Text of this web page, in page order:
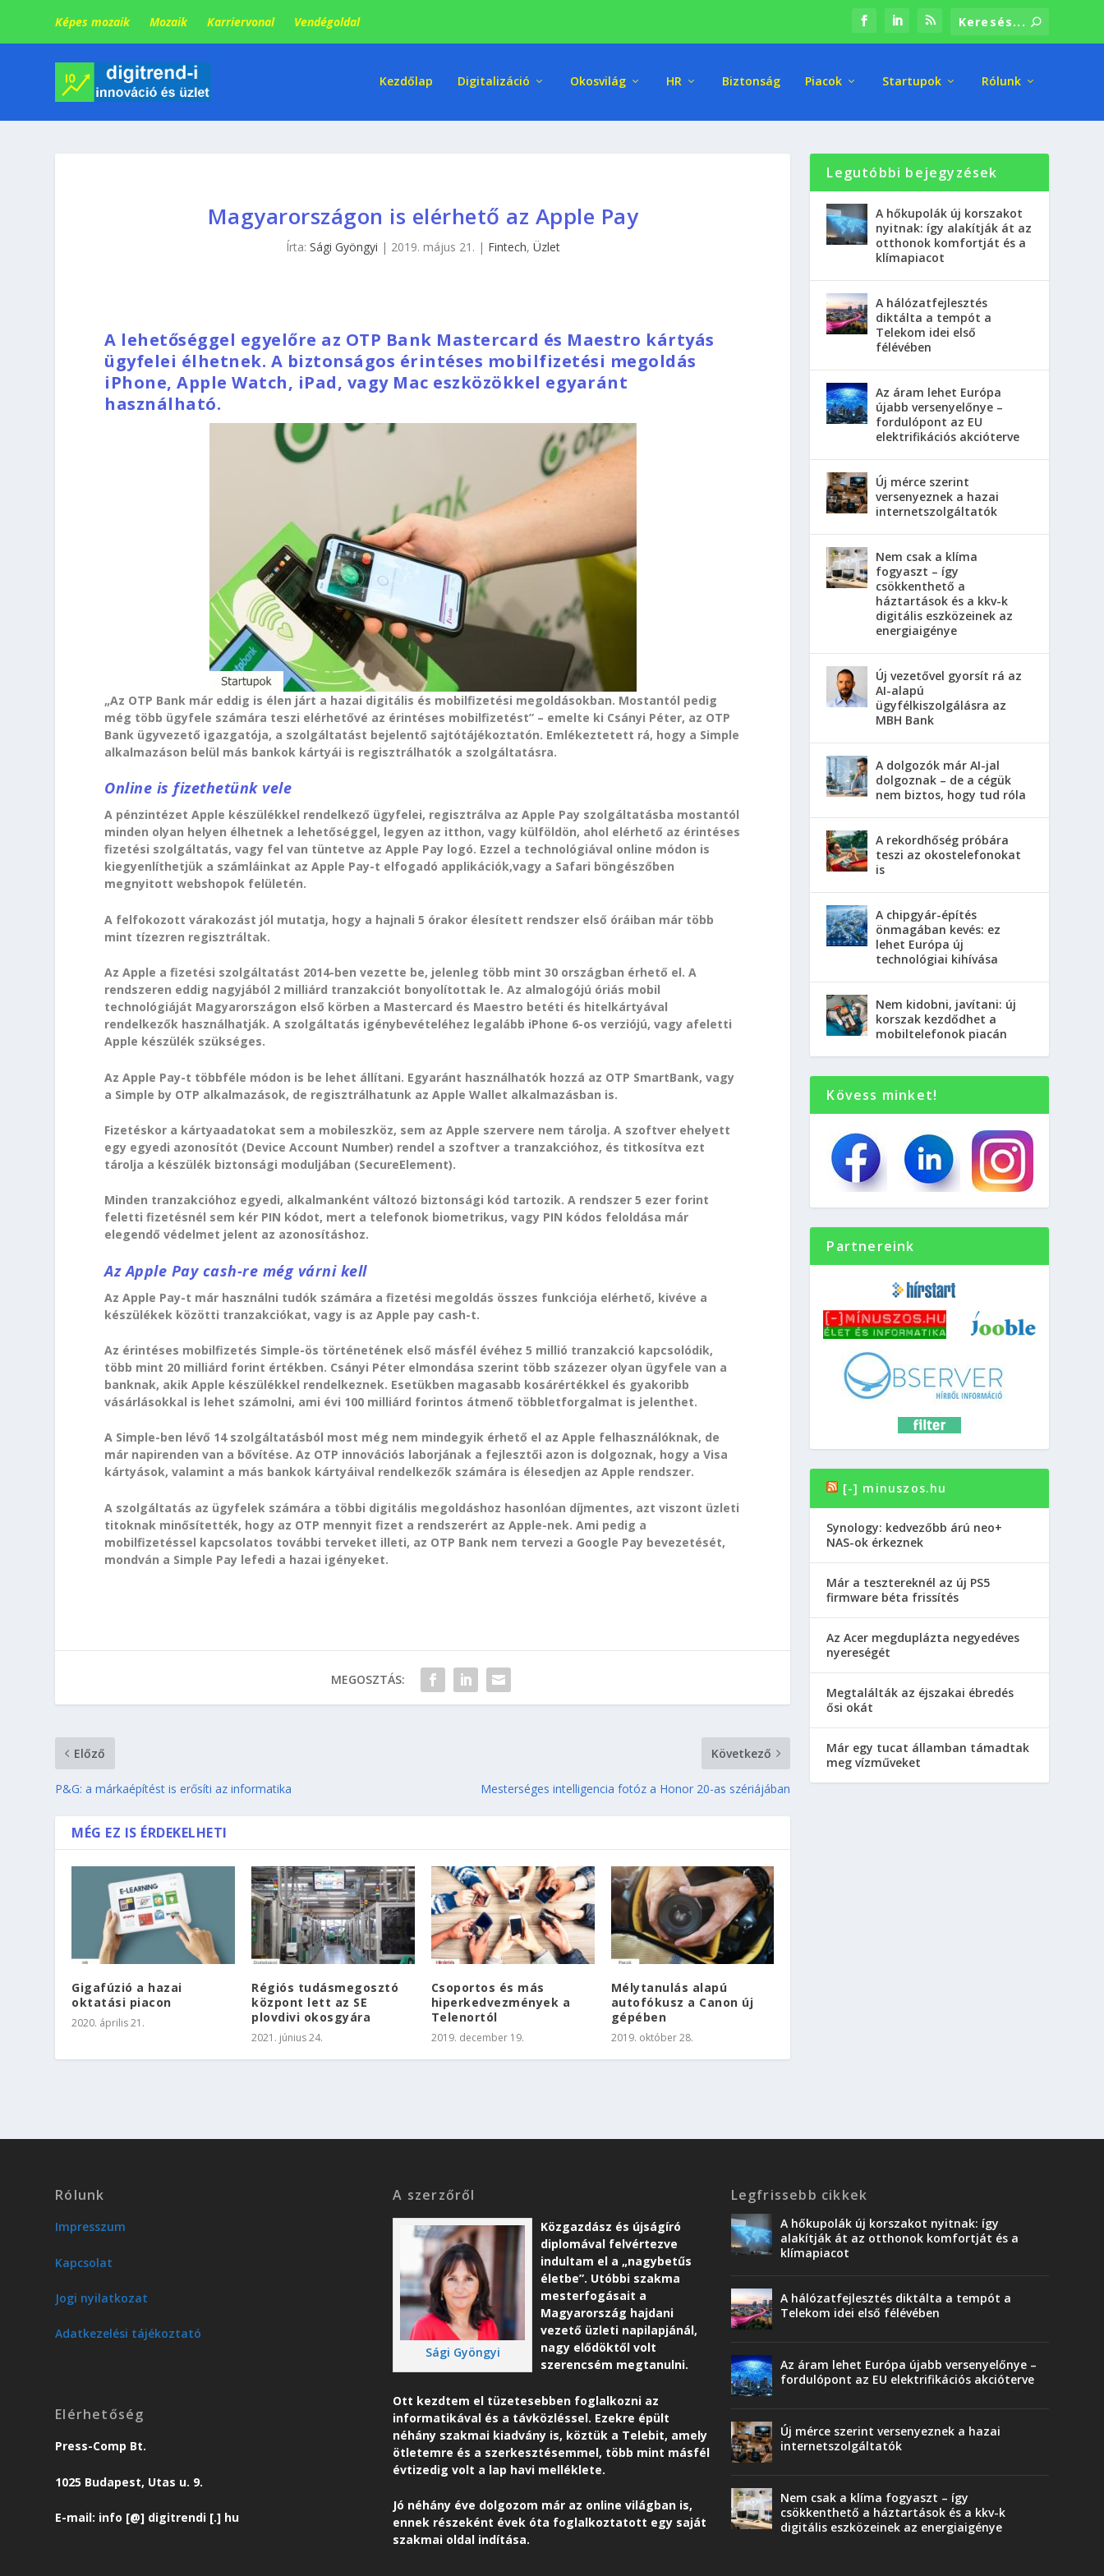
Képes mozaik Mozaik Karriervonal Vendégoldal
Kezdőlap Digitalizáció Okosvilág HR Biztonság Piacok Startupok Rólunk
Magyarországon is elérhető az Apple Pay
Írta: Sági Gyöngyi | 2019. május 21. | Fintech, Üzlet
A lehetőséggel egyelőre az OTP Bank Mastercard és Maestro kártyás
ügyfelei élhetnek. A biztonságos érintéses mobilfizetési megoldás
iPhone, Apple Watch, iPad, vagy Mac eszközökkel egyaránt
használható.
„Az OTP Bank már eddig is élen járt a hazai digitális és mobilfizetési megoldásokban. Mostantól pedig
még több ügyfele számára teszi elérhetővé az érintéses mobilfizetést” – emelte ki Csányi Péter, az OTP
Bank ügyvezető igazgatója, a szolgáltatást bejelentő sajtótájékoztatón. Emlékeztetett rá, hogy a Simple
alkalmazáson belül más bankok kártyái is regisztrálhatók a szolgáltatásra.
Online is fizethetünk vele
A pénzintézet Apple készülékkel rendelkező ügyfelei, regisztrálva az Apple Pay szolgáltatásba mostantól
minden olyan helyen élhetnek a lehetőséggel, legyen az itthon, vagy külföldön, ahol elérhető az érintéses
fizetési szolgáltatás, vagy fel van tüntetve az Apple Pay logó. Ezzel a technológiával online módon is
kiegyenlíthetjük a számláinkat az Apple Pay-t elfogadó applikációk,vagy a Safari böngészőben
megnyitott webshopok felületén.
A felfokozott várakozást jól mutatja, hogy a hajnali 5 órakor élesített rendszer első óráiban már több
mint tízezren regisztráltak.
Az Apple a fizetési szolgáltatást 2014-ben vezette be, jelenleg több mint 30 országban érhető el. A
rendszeren eddig nagyjából 2 milliárd tranzakciót bonyolítottak le. Az almalogójú óriás mobil
technológiáját Magyarországon első körben a Mastercard és Maestro betéti és hitelkártyával
rendelkezők használhatják. A szolgáltatás igénybevételéhez legalább iPhone 6-os verziójú, vagy afeletti
Apple készülék szükséges.
Az Apple Pay-t többféle módon is be lehet állítani. Egyaránt használhatók hozzá az OTP SmartBank, vagy
a Simple by OTP alkalmazások, de regisztrálhatunk az Apple Wallet alkalmazásban is.
Fizetéskor a kártyaadatokat sem a mobileszköz, sem az Apple szervere nem tárolja. A szoftver ehelyett
egy egyedi azonosítót (Device Account Number) rendel a szoftver a tranzakcióhoz, és titkosítva ezt
tárolja a készülék biztonsági moduljában (SecureElement).
Minden tranzakcióhoz egyedi, alkalmanként változó biztonsági kód tartozik. A rendszer 5 ezer forint
feletti fizetésnél sem kér PIN kódot, mert a telefonok biometrikus, vagy PIN kódos feloldása már
elegendő védelmet jelent az azonosításhoz.
Az Apple Pay cash-re még várni kell
Az Apple Pay-t már használni tudók számára a fizetési megoldás összes funkciója elérhető, kivéve a
készülékek közötti tranzakciókat, vagy is az Apple pay cash-t.
Az érintéses mobilfizetés Simple-ös történetének első másfél évéhez 5 millió tranzakció kapcsolódik,
több mint 20 milliárd forint értékben. Csányi Péter elmondása szerint több százezer olyan ügyfele van a
banknak, akik Apple készülékkel rendelkeznek. Esetükben magasabb kosárértékkel és gyakoribb
vásárlásokkal is lehet számolni, ami évi 100 milliárd forintos átmenő többletforgalmat is jelenthet.
A Simple-ben lévő 14 szolgáltatásból most még nem mindegyik érhető el az Apple felhasználóknak, de
már napirenden van a bővítése. Az OTP innovációs laborjának a fejlesztői azon is dolgoznak, hogy a Visa
kártyások, valamint a más bankok kártyáival rendelkezők számára is élesedjen az Apple rendszer.
A szolgáltatás az ügyfelek számára a többi digitális megoldáshoz hasonlóan díjmentes, azt viszont üzleti
titoknak minősítették, hogy az OTP mennyit fizet a rendszerért az Apple-nek. Ami pedig a
mobilfizetéssel kapcsolatos további terveket illeti, az OTP Bank nem tervezi a Google Pay bevezetését,
mondván a Simple Pay lefedi a hazai igényeket.
MEGOSZTÁS:
Előző
P&G: a márkaépítést is erősíti az informatika
Következő
Mesterséges intelligencia fotóz a Honor 20-as szériájában
MÉG EZ IS ÉRDEKELHETI
Gigafúzió a hazai
oktatási piacon
2020. április 21.
Régiós tudásmegosztó
központ lett az SE
plovdivi okosgyára
2021. június 24.
Csoportos és más
hiperkedvezmények a
Telenortól
2019. december 19.
Mélytanulás alapú
autofókusz a Canon új
gépében
2019. október 28.
Legutóbbi bejegyzések
A hőkupolák új korszakot
nyitnak: így alakítják át az
otthonok komfortját és a
klímapiacot
A hálózatfejlesztés
diktálta a tempót a
Telekom idei első
félévében
Az áram lehet Európa
újabb versenyelőnye –
fordulópont az EU
elektrifikációs akcióterve
Új mérce szerint
versenyeznek a hazai
internetszolgáltatók
Nem csak a klíma
fogyaszt – így
csökkenthető a
háztartások és a kkv-k
digitális eszközeinek az
energiaigénye
Új vezetővel gyorsít rá az
AI-alapú
ügyfélkiszolgálásra az
MBH Bank
A dolgozók már AI-jal
dolgoznak – de a cégük
nem biztos, hogy tud róla
A rekordhőség próbára
teszi az okostelefonokat
is
A chipgyár-építés
önmagában kevés: ez
lehet Európa új
technológiai kihívása
Nem kidobni, javítani: új
korszak kezdődhet a
mobiltelefonok piacán
Kövess minket!
Partnereink
[-] minuszos.hu
Synology: kedvezőbb árú neo+
NAS-ok érkeznek
Már a tesztereknél az új PS5
firmware béta frissítés
Az Acer megduplázta negyedéves
nyereségét
Megtalálták az éjszakai ébredés
ősi okát
Már egy tucat államban támadtak
meg vízműveket
Rólunk
Impresszum
Kapcsolat
Jogi nyilatkozat
Adatkezelési tájékoztató
Elérhetőség
Press-Comp Bt.
1025 Budapest, Utas u. 9.
E-mail: info [@] digitrendi [.] hu
A szerzőről
Sági Gyöngyi
Közgazdász és újságíró
diplomával felvértezve
indultam el a „nagybetűs
életbe”. Utóbbi szakma
mesterfogásait a
Magyarország hajdani
vezető üzleti napilapjánál,
nagy elődöktől volt
szerencsém megtanulni.
Ott kezdtem el tüzetesebben foglalkozni az
informatikával és a távközléssel. Ezekre épült
néhány szakmai kiadvány is, köztük a Telebit, amely
ötletemre és a szerkesztésemmel, több mint másfél
évtizedig volt a lap havi melléklete.
Jó néhány éve dolgozom már az online világban is,
ennek részeként évek óta foglalkoztatott egy saját
szakmai oldal indítása.
Legfrissebb cikkek
A hőkupolák új korszakot nyitnak: így
alakítják át az otthonok komfortját és a
klímapiacot
A hálózatfejlesztés diktálta a tempót a
Telekom idei első félévében
Az áram lehet Európa újabb versenyelőnye –
fordulópont az EU elektrifikációs akcióterve
Új mérce szerint versenyeznek a hazai
internetszolgáltatók
Nem csak a klíma fogyaszt – így
csökkenthető a háztartások és a kkv-k
digitális eszközeinek az energiaigénye